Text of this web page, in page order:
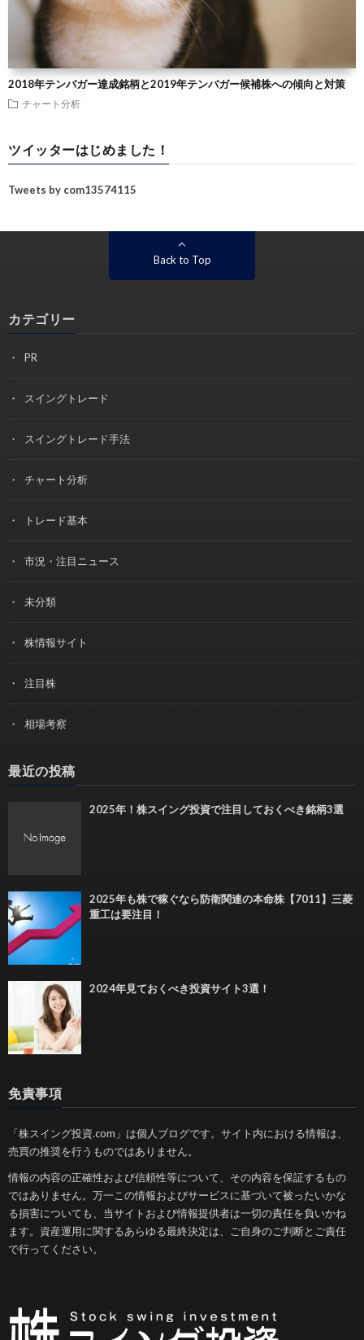
2018年テンバガー達成銘柄と2019年テンバガー候補株への傾向と対策
チャート分析
ツイッターはじめました！
Tweets by com13574115
Back to Top
カテゴリー
PR
スイングトレード
スイングトレード手法
チャート分析
トレード基本
市況・注目ニュース
未分類
株情報サイト
注目株
相場考察
最近の投稿
2025年！株スイング投資で注目しておくべき銘柄3選
2025年も株で稼ぐなら防衛関連の本命株【7011】三菱
重工は要注目！
2024年見ておくべき投資サイト3選！
免責事項
「株スイング投資.com」は個人ブログです。サイト内における情報は、
売買の推奨を行うものではありません。
情報の内容の正確性および信頼性等について、その内容を保証するもの
ではありません。万一この情報およびサービスに基づいて被ったいかな
る損害についても、当サイトおよび情報提供者は一切の責任を負いかね
ます。資産運用に関するあらゆる最終決定は、ご自身のご判断とご責任
で行ってください。